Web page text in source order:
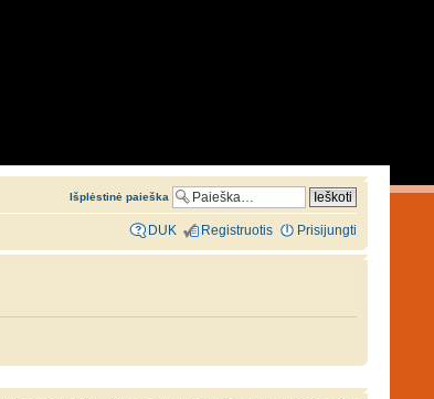
Išplėstinė paieška
DUK Registruotis Prisijungti